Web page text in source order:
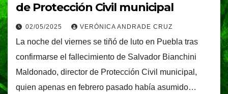
de Protección Civil municipal
02/05/2025 VERÓNICA ANDRADE CRUZ
La noche del viernes se tiñó de luto en Puebla tras
confirmarse el fallecimiento de Salvador Bianchini
Maldonado, director de Protección Civil municipal,
quien apenas en febrero pasado había asumido…